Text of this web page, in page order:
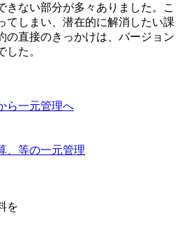
きない部分が多々ありました。こ
てしまい、潜在的に解消したい課
の直接のきっかけは、バージョン
た。
ら一元管理へ
、等の一元管理
を